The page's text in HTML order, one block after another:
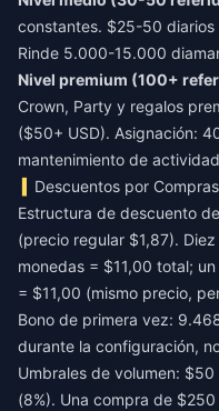
constantes. $25-50
Rinde 5.000-15.000
Nivel premium (100+
Crown, Party y regalos
($50+ USD). Asignación:
mantenimiento de
Descuentos por
Estructura de descuento
(precio regular $1,87).
monedas = $11,00 total;
= $11,00 (mismo precio,
Bono de primera vez:
durante la configuración,
Umbrales de volumen:
(8%). Una compra de